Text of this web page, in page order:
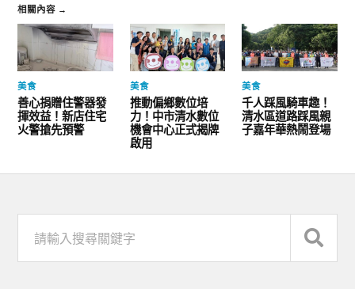
相關內容 →
美食
善心捐贈住警器發
揮效益！新店住宅
火警搶先預警
美食
推動偏鄉數位培
力！中市清水數位
機會中心正式揭牌
啟用
美食
千人踩風騎車趣！
清水區道路踩風親
子嘉年華熱鬧登場